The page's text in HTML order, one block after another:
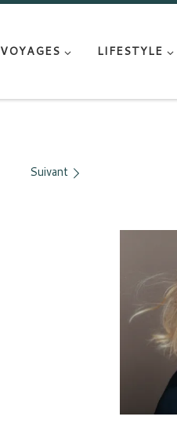
VOYAGES LIFESTYLE
Suivant